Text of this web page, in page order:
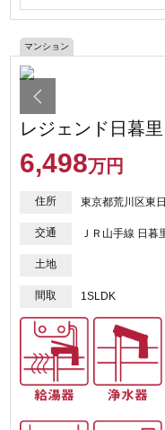
マンション
レジェンド日暮里
6,498万円
住所 東京都荒川区東
交通 ＪＲ山手線 日暮
土地
間取 1SLDK